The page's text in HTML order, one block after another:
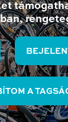
A